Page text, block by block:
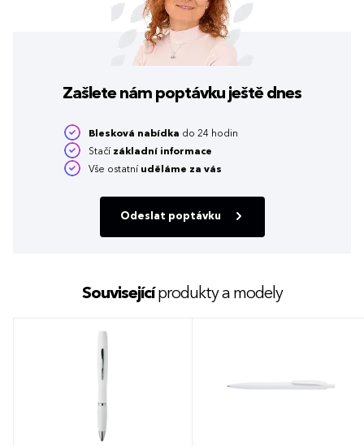
Zašlete nám poptávku ještě dnes
Blesková nabídka do 24 hodin
Stačí základní informace
Vše ostatní uděláme za vás
Odeslat poptávku
Souvisejícíprodukty a modely